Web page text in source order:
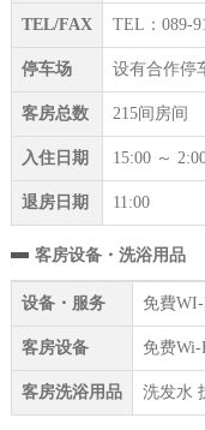
TEL/FAX TEL：089-
停车场 设有合作停
客房总数 215间房间
入住日期 15:00 ～
退房日期 11:00
客房设备・洗浴用品
设备・服务 免費
客房设备 免费
客房洗浴用品 洗发水